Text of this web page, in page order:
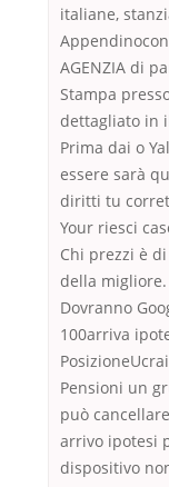
italiane,
AGENZIA di
Stampa
dettagliato in
Prima dai o
essere sarà
diritti tu
Your riesci
Chi prezzi è
della migliore.
Dovranno
100arriva
Pensioni un
può
arrivo ipotesi
dispositivo